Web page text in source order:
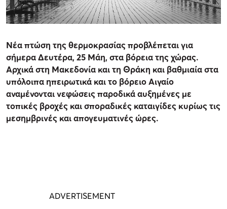
Νέα πτώση της θερμοκρασίας προβλέπεται για
σήμερα Δευτέρα, 25 Μάη, στα βόρεια της χώρας.
Αρχικά στη Μακεδονία και τη Θράκη και βαθμιαία στα
υπόλοιπα ηπειρωτικά και το βόρειο Αιγαίο
αναμένονται νεφώσεις παροδικά αυξημένες με
τοπικές βροχές και σποραδικές καταιγίδες κυρίως τις
μεσημβρινές και απογευματινές ώρες.